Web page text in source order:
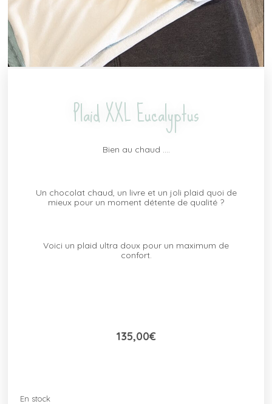
Plaid XXL Eucalyptus
Bien au chaud ….
Un chocolat chaud, un livre et un joli plaid quoi de
mieux pour un moment détente de qualité ?
Voici un plaid ultra doux pour un maximum de
confort.
135,00€
En stock